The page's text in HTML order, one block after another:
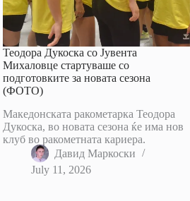
Теодора Дукоска со Јувента
Михаловце стартуваше со
подготовките за новата сезона
(ФОТО)
Македонската ракометарка Теодора
Дукоска, во новата сезона ќе има нов
клуб во ракометната кариера.
Давид Маркоски
July 11, 2026